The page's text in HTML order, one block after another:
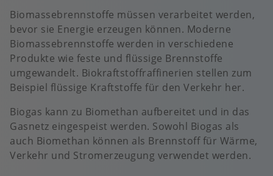
Biomassebrennstoffe müssen verarbeitet werden,
bevor sie Energie erzeugen können. Moderne
Biomassebrennstoffe werden in verschiedene
Produkte wie feste und flüssige Brennstoffe
umgewandelt. Biokraftstoffraffinerien stellen zum
Beispiel flüssige Kraftstoffe für den Verkehr her.
Biogas kann zu Biomethan aufbereitet und in das
Gasnetz eingespeist werden. Sowohl Biogas als
auch Biomethan können als Brennstoff für Wärme,
Verkehr und Stromerzeugung verwendet werden.